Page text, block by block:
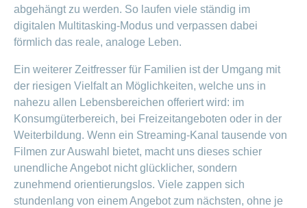
abgehängt zu werden. So laufen viele ständig im
digitalen Multitasking-Modus und verpassen dabei
förmlich das reale, analoge Leben.
Ein weiterer Zeitfresser für Familien ist der Umgang mit
der riesigen Vielfalt an Möglichkeiten, welche uns in
nahezu allen Lebensbereichen offeriert wird: im
Konsumgüterbereich, bei Freizeitangeboten oder in der
Weiterbildung. Wenn ein Streaming-Kanal tausende von
Filmen zur Auswahl bietet, macht uns dieses schier
unendliche Angebot nicht glücklicher, sondern
zunehmend orientierungslos. Viele zappen sich
stundenlang von einem Angebot zum nächsten, ohne je